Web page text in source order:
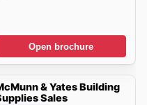
Open brochure
& Yates Building
Sales